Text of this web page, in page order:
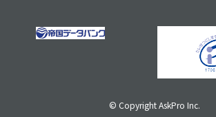
© Copyright AskPro Inc.